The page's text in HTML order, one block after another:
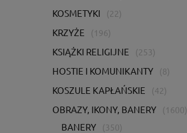
KOSMETYKI (22)
KRZYŻE (196)
KSIĄŻKI RELIGIJNE (253)
HOSTIE I KOMUNIKANTY (8)
KOSZULE KAPŁAŃSKIE (42)
OBRAZY, IKONY, BANERY (1600)
BANERY (350)